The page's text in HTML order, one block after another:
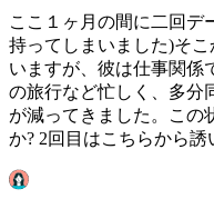
ここ１ヶ月の間に二回デ
持ってしまいました)そ
いますが、彼は仕事関係
の旅行など忙しく、多分
が減ってきました。この
か? 2回目はこちらから誘